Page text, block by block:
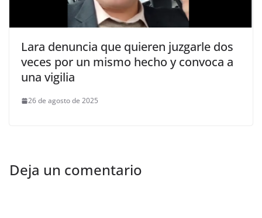
Lara denuncia que quieren juzgarle dos
veces por un mismo hecho y convoca a
una vigilia
26 de agosto de 2025
Deja un comentario